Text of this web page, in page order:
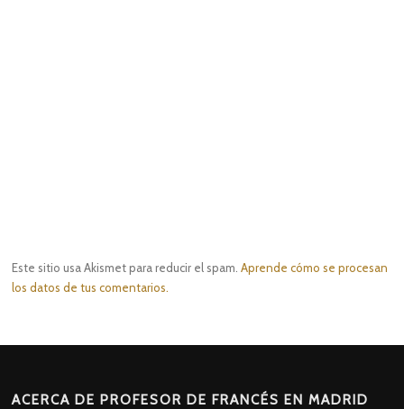
Este sitio usa Akismet para reducir el spam.Aprende cómo se procesan
los datos de tus comentarios.
ACERCA DE PROFESOR DE FRANCÉS EN MADRID